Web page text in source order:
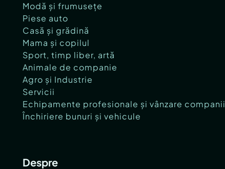
Modă și frumusețe
Piese auto
Casă și grădină
Mama și copilul
Sport, timp liber, artă
Animale de companie
Agro și Industrie
Servicii
Echipamente profesionale și vânzare companii
Închiriere bunuri și vehicule
Despre